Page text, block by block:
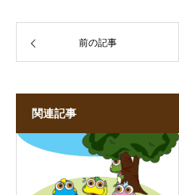
前の記事
関連記事